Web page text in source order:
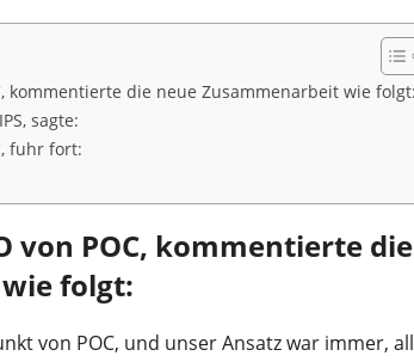
kommentierte die neue Zusammenarbeit wie folgt:
sagte:
fuhr fort:
von POC, kommentierte
folgt:
von POC, und unser Ansatz war immer,